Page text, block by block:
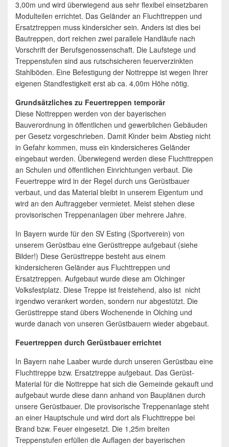
3,00m und wird überwiegend aus sehr flexibel einsetzbaren
Modulteilen errichtet. Das Geländer an Fluchttreppen und
Ersatztreppen muss kindersicher sein. Anders ist dies bei
Bautreppen, dort reichen zwei parallele Handläufe nach
Vorschrift der Berufsgenossenschaft. Die Laufstege und
Treppenstufen sind aus rutschsicheren feuerverzinkten
Stahlböden. Eine Befestigung der Nottreppe ist wegen Ihrer
eigenen Standfestigkeit erst ab ca. 4,00m Höhe nötig.
Grundsätzliches zu Feuertreppen temporär
Diese Nottreppen werden von der bayerischen
Bauverordnung in öffentlichen und gewerblichen Gebäuden
per Gesetz vorgeschrieben. Damit Kinder beim Abstieg nicht
in Gefahr kommen, muss ein kindersicheres Geländer
eingebaut werden. Überwiegend werden diese Fluchttreppen
an Schulen und öffentlichen Einrichtungen verbaut. Die
Feuertreppe wird in der Regel durch uns Gerüstbauer
verbaut, und das Material bleibt in unserem Eigentum und
wird an den Auftraggeber vermietet. Meist stehen diese
provisorischen Treppenanlagen über mehrere Jahre.
In Bayern wurde für den SV Esting (Sportverein) von
unserem Gerüstbau eine Gerüsttreppe aufgebaut (siehe
Bilder!) Diese Gerüsttreppe besteht aus einem
kindersicheren Geländer aus Fluchttreppen und
Ersatztreppen. Aufgebaut wurde diese am Olchinger
Volksfestplatz. Diese Treppe ist freistehend, also ist nicht
irgendwo verankert worden, sondern nur abgestützt. Die
Gerüsttreppe stand übers Wochenende in Olching und
wurde danach von unseren Gerüstbauern wieder abgebaut.
Feuertreppen durch Gerüstbauer errichtet
In Bayern nahe Laaber wurde durch unseren Gerüstbau eine
Fluchttreppe bzw. Ersatztreppe aufgebaut. Das Gerüst-
Material für die Nottreppe hat sich die Gemeinde gekauft und
aufgebaut wurde diese dann anhand von Bauplänen durch
unsere Gerüstbauer. Die provisorische Treppenanlage steht
an einer Hauptschule und wird dort als Fluchttreppe bei
Brand bzw. Feuer eingesetzt. Die 1,25m breiten
Treppenstufen erfüllen die Auflagen der bayerischen